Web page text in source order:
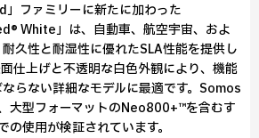
ファミリーに新たに加わった
White」は、自動車、航空宇宙、およ
久性と耐湿性に優れたSLA性能を提供し
仕上げと不透明な白色外観により、機能
らない詳細なモデルに最適です。Somos
型フォーマットのNeo800+™を含むす
使用が検証されています。